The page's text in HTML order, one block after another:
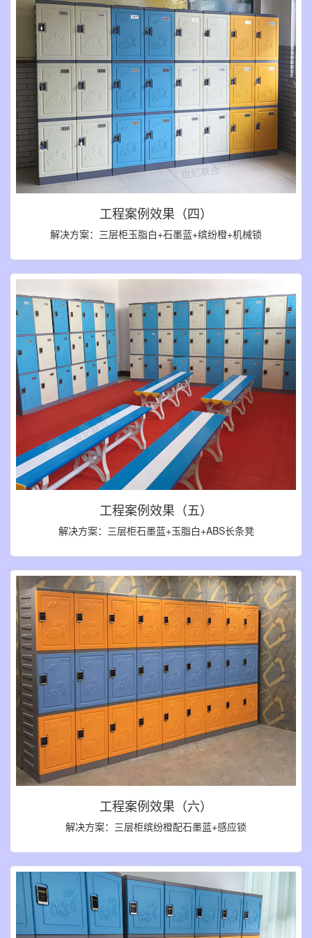
工程案例效果（四）
解决方案：三层柜玉脂白+石墨蓝+缤纷橙+机械锁
工程案例效果（五）
解决方案：三层柜石墨蓝+玉脂白+ABS长条凳
工程案例效果（六）
解决方案：三层柜缤纷橙配石墨蓝+感应锁